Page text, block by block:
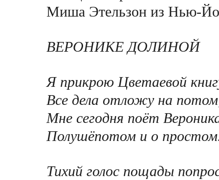
Миша Этельзон из Нью-
ВЕРОНИКЕ ДОЛИНОЙ
Я прикрою Цветаевой
Все дела отложу на
Мне сегодня поёт
Полушёпотом и о
Тихий голос пощады